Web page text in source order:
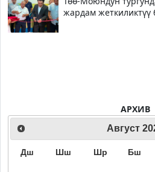
жардам жеткиликтүү
АРХИВ
Август
Дш Шш Шр Бш